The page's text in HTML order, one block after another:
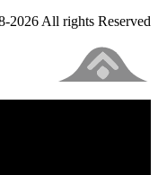
All rights Reserved